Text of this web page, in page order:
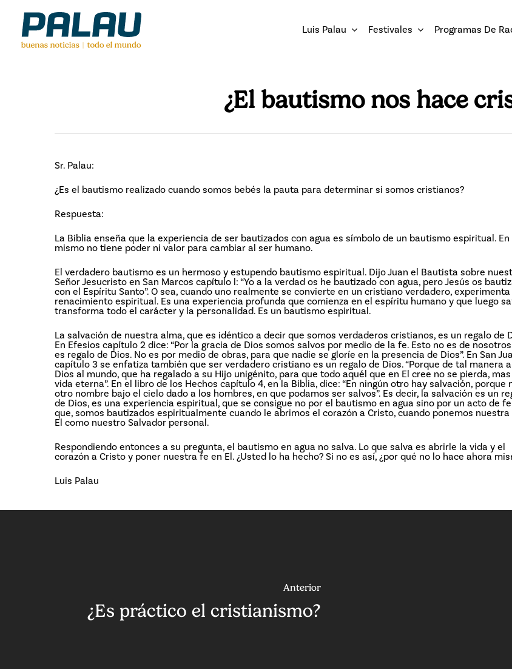
content
Luis Palau Festivales Programas De
¿El bautismo nos hace
Sr. Palau:
¿Es el bautismo realizado cuando somos bebés la pauta para determinar si somos cristianos?
Respuesta:
La Biblia enseña que la experiencia de ser bautizados con agua es símbolo de un bautismo espiritual. En
mismo no tiene poder ni valor para cambiar al ser humano.
El verdadero bautismo es un hermoso y estupendo bautismo espiritual. Dijo Juan el Bautista sobre
Señor Jesucristo en San Marcos capítulo l: “Yo a la verdad os he bautizado con agua, pero Jesús os
con el Espíritu Santo”. O sea, cuando uno realmente se convierte en un cristiano verdadero, experimenta
renacimiento espiritual. Es una experiencia profunda que comienza en el espíritu humano y que luego
transforma todo el carácter y la personalidad. Es un bautismo espiritual.
La salvación de nuestra alma, que es idéntico a decir que somos verdaderos cristianos, es un regalo de
En Efesios capítulo 2 dice: “Por la gracia de Dios somos salvos por medio de la fe. Esto no es de
es regalo de Dios. No es por medio de obras, para que nadie se gloríe en la presencia de Dios”. En San
capítulo 3 se enfatiza también que ser verdadero cristiano es un regalo de Dios. “Porque de tal manera
Dios al mundo, que ha regalado a su Hijo unigénito, para que todo aquél que en El cree no se pierda,
vida eterna”. En el libro de los Hechos capítulo 4, en la Biblia, dice: “En ningún otro hay salvación, porque
otro nombre bajo el cielo dado a los hombres, en que podamos ser salvos”. Es decir, la salvación es un
de Dios, es una experiencia espiritual, que se consigue no por el bautismo en agua sino por un acto de
que, somos bautizados espiritualmente cuando le abrimos el corazón a Cristo, cuando ponemos nuestra
El como nuestro Salvador personal.
Respondiendo entonces a su pregunta, el bautismo en agua no salva. Lo que salva es abrirle la vida y el
corazón a Cristo y poner nuestra fe en El. ¿Usted lo ha hecho? Si no es así, ¿por qué no lo hace ahora
Luis Palau
Anterior
¿Es práctico el cristianismo?